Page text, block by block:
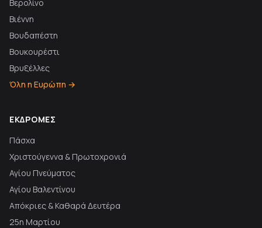
Βερολίνο
Βιέννη
Βουδαπέστη
Βουκουρέστι
Βρυξέλλες
Όλη η Ευρώπη →
ΕΚΔΡΟΜΈΣ
Πάσχα
Χριστούγεννα & Πρωτοχρονιά
Αγίου Πνεύματος
Αγίου Βαλεντίνου
Απόκριες & Καθαρά Δευτέρα
25η Μαρτίου